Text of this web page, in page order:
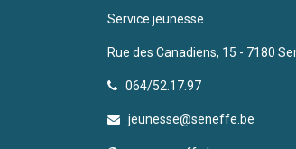
Service jeunesse
Rue des Canadiens, 15 - 7180
064/52.17.97
jeunesse@seneffe.be